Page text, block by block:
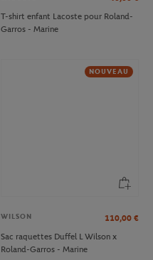
T-shirt enfant Lacoste pour Roland-
Garros - Marine
NOUVEAU
WILSON 110,00 €
Sac raquettes Duffel L Wilson x
Roland-Garros - Marine